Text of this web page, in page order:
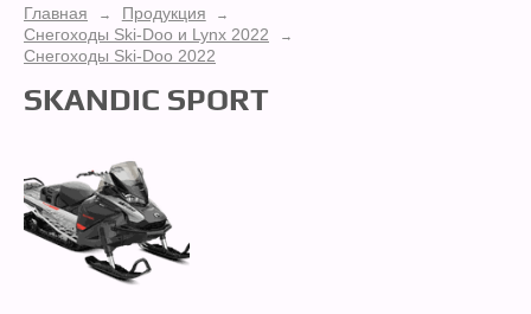
Главная → Продукция →
Снегоходы Ski-Doo и Lynx 2022 →
Снегоходы Ski-Doo 2022
SKANDIC SPORT